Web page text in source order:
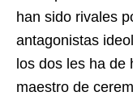
han sido rivales
antagonistas
los dos les ha de
maestro de